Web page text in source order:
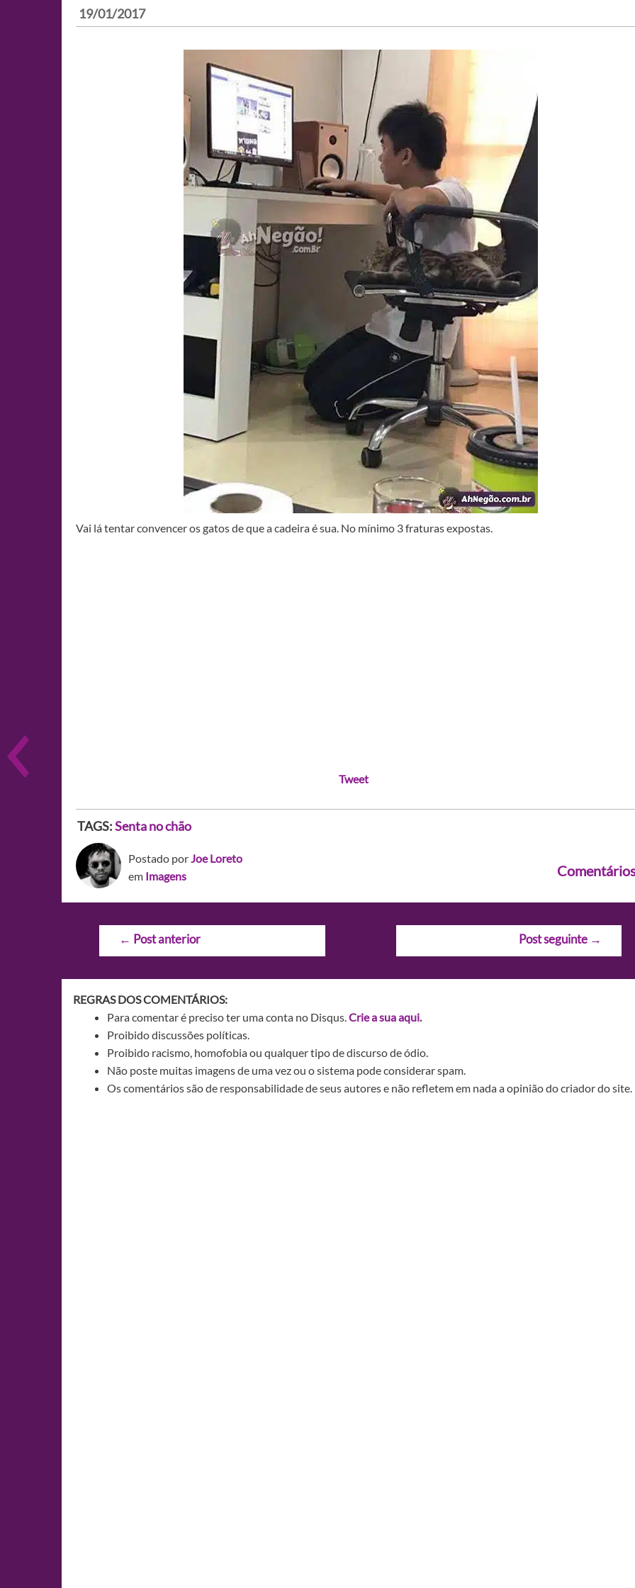
19/01/2017
Vai lá tentar convencer os gatos de que a cadeira é sua. No mínimo 3 fraturas expostas.
Tweet
TAGS:Senta no chão
Postado porJoe Loreto
em Imagens
Navegação
← Post anterior Post seguinte →
REGRAS DOS COMENTÁRIOS:
Para comentar é preciso ter uma conta no Disqus.Crie a sua aqui.
Proibido discussões políticas.
Proibido racismo, homofobia ou qualquer tipo de discurso de ódio.
Não poste muitas imagens de uma vez ou o sistema pode considerar spam.
Os comentários são de responsabilidade de seus autores e não refletem em nada a opinião do criador do site.